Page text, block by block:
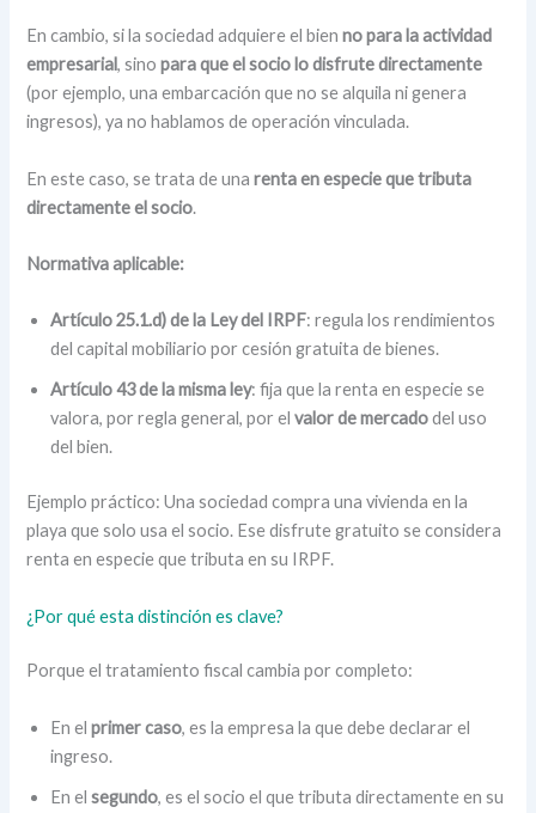
En cambio, si la sociedad adquiere el bienno para la actividad
empresarial, sinopara que el socio lo disfrute directamente
(por ejemplo, una embarcación que no se alquila ni genera
ingresos), ya no hablamos de operación vinculada.
En este caso, se trata de unarenta en especie que tributa
directamente el socio.
Normativa aplicable:
Artículo 25.1.d) de la Ley del IRPF: regula los rendimientos
del capital mobiliario por cesión gratuita de bienes.
Artículo 43 de la misma ley: fija que la renta en especie se
valora, por regla general, por elvalor de mercadodel uso
del bien.
Ejemplo práctico: Una sociedad compra una vivienda en la
playa que solo usa el socio. Ese disfrute gratuito se considera
renta en especie que tributa en su IRPF.
¿Por qué esta distinción es clave?
Porque el tratamiento fiscal cambia por completo:
En elprimer caso, es la empresa la que debe declarar el
ingreso.
En elsegundo, es el socio el que tributa directamente en su